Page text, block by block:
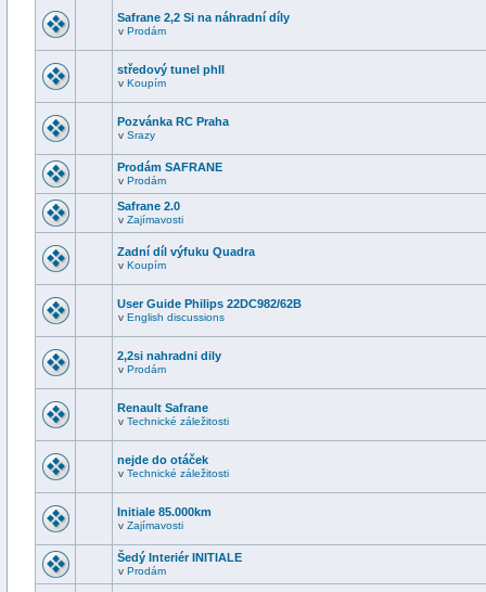
Safrane 2,2 Si na náhradní díly
v Prodám
středový tunel phII
v Koupím
Pozvánka RC Praha
v Srazy
Prodám SAFRANE
v Prodám
Safrane 2.0
v Zajímavosti
Zadní díl výfuku Quadra
v Koupím
User Guide Philips 22DC982/62B
v English discussions
2,2si nahradni dily
v Prodám
Renault Safrane
v Technické záležitosti
nejde do otáček
v Technické záležitosti
Initiale 85.000km
v Zajímavosti
Šedý Interiér INITIALE
v Prodám